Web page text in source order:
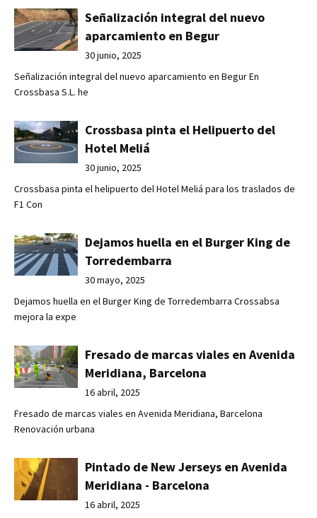
Señalización integral del nuevo
aparcamiento en Begur
30 junio, 2025
Señalización integral del nuevo aparcamiento en Begur En
Crossbasa S.L. he
Crossbasa pinta el Helipuerto del
Hotel Meliá
30 junio, 2025
Crossbasa pinta el helipuerto del Hotel Meliá para los traslados de
F1 Con
Dejamos huella en el Burger King de
Torredembarra
30 mayo, 2025
Dejamos huella en el Burger King de Torredembarra Crossabsa
mejora la expe
Fresado de marcas viales en Avenida
Meridiana, Barcelona
16 abril, 2025
Fresado de marcas viales en Avenida Meridiana, Barcelona
Renovación urbana
Pintado de New Jerseys en Avenida
Meridiana - Barcelona
16 abril, 2025